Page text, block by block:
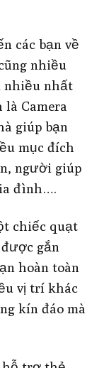
các bạn về
nhiều
nhiều nhất
Camera
giúp bạn
mục đích
người giúp
đình….
chiếc quạt
gắn
hoàn toàn
vị trí khác
kín đáo mà